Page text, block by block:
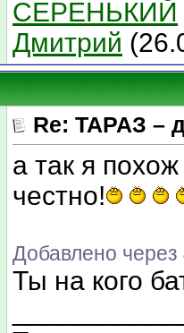
СЕРЕНЬКИЙ
Дмитрий
Re: ТАРАЗ –
а так я
честно!
Добавлено через
Ты на кого